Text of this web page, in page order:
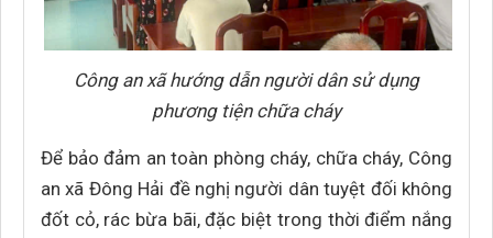
Công an xã hướng dẫn người dân sử dụng
phương tiện chữa cháy
Để bảo đảm an toàn phòng cháy, chữa cháy, Công
an xã Đông Hải đề nghị người dân tuyệt đối không
đốt cỏ, rác bừa bãi, đặc biệt trong thời điểm nắng